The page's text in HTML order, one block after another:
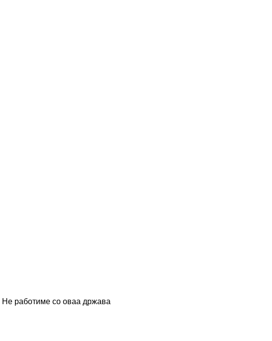
Не работиме со оваа држава